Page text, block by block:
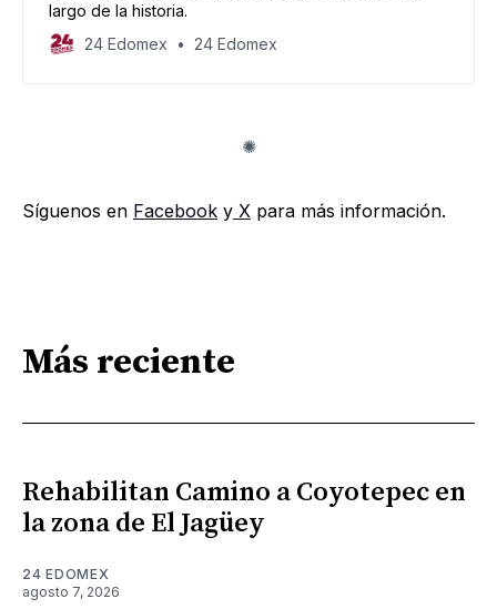
largo de la historia.
24 Edomex
24 Edomex
Síguenos en Facebook y X para más información.
Más reciente
Rehabilitan Camino a Coyotepec en
la zona de El Jagüey
24 EDOMEX
agosto 7, 2026